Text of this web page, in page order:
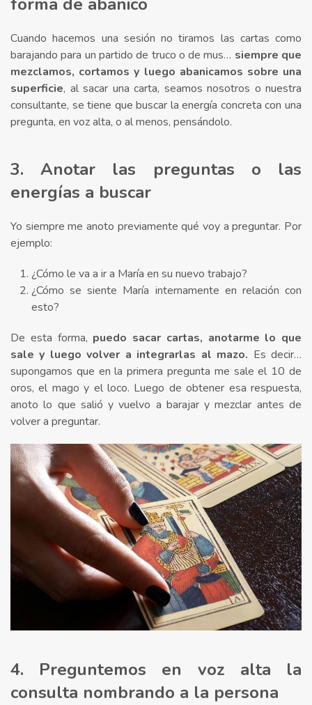
Cuando hacemos una sesión no tiramos las cartas como
barajando para un partido de truco o de mus… siempre que
mezclamos, cortamos y luego abanicamos sobre una
superficie, al sacar una carta, seamos nosotros o nuestra
consultante, se tiene que buscar la energía concreta con una
pregunta, en voz alta, o al menos, pensándolo.⁣
3. Anotar las preguntas o las
energías a buscar
Yo siempre me anoto previamente qué voy a preguntar. Por
ejemplo:
¿Cómo le va a ir a María en su nuevo trabajo?
¿Cómo se siente María internamente en relación con
esto?
De esta forma, puedo sacar cartas, anotarme lo que
sale y luego volver a integrarlas al mazo. Es decir…
supongamos que en la primera pregunta me sale el 10 de
oros, el mago y el loco. Luego de obtener esa respuesta,
anoto lo que salió y vuelvo a barajar y mezclar antes de
volver a preguntar.
4. Preguntemos en voz alta la
consulta nombrando a la persona